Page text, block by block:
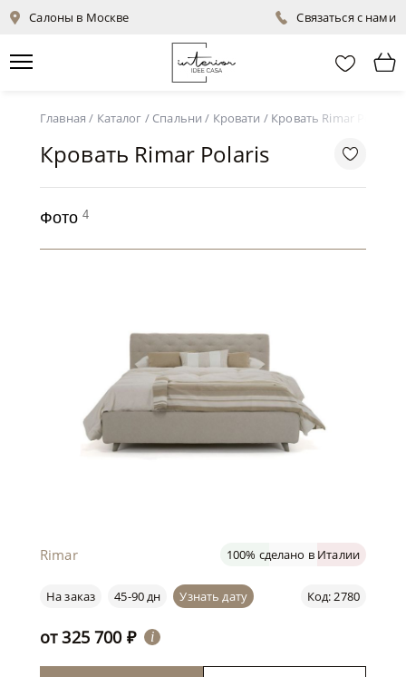
Салоны в Москве Связаться с нами
Главная / Каталог / Спальни / Кровати / Кровать Rimar Polaris
Кровать Rimar Polaris
Фото 4
Rimar 100% сделано в Италии
Код: 2780
На заказ 45-90 дн Узнать дату
от325 700 ₽ i